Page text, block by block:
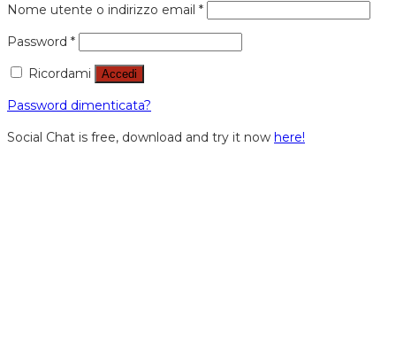
Nome utente o indirizzo email *
Password *
Ricordami
Accedi
Password dimenticata?
Social Chat is free, download and try it now here!